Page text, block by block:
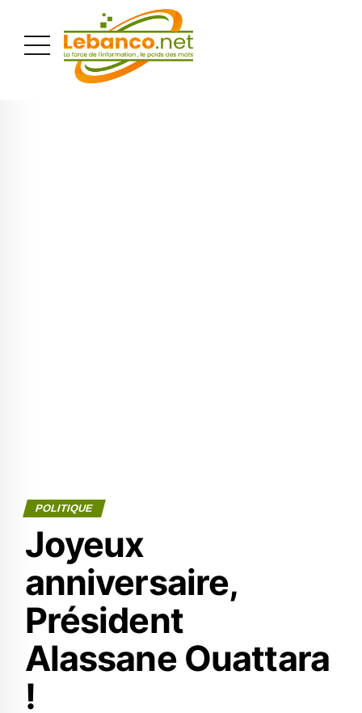
POLITIQUE
Joyeux
anniversaire,
Président
Alassane Ouattara
!